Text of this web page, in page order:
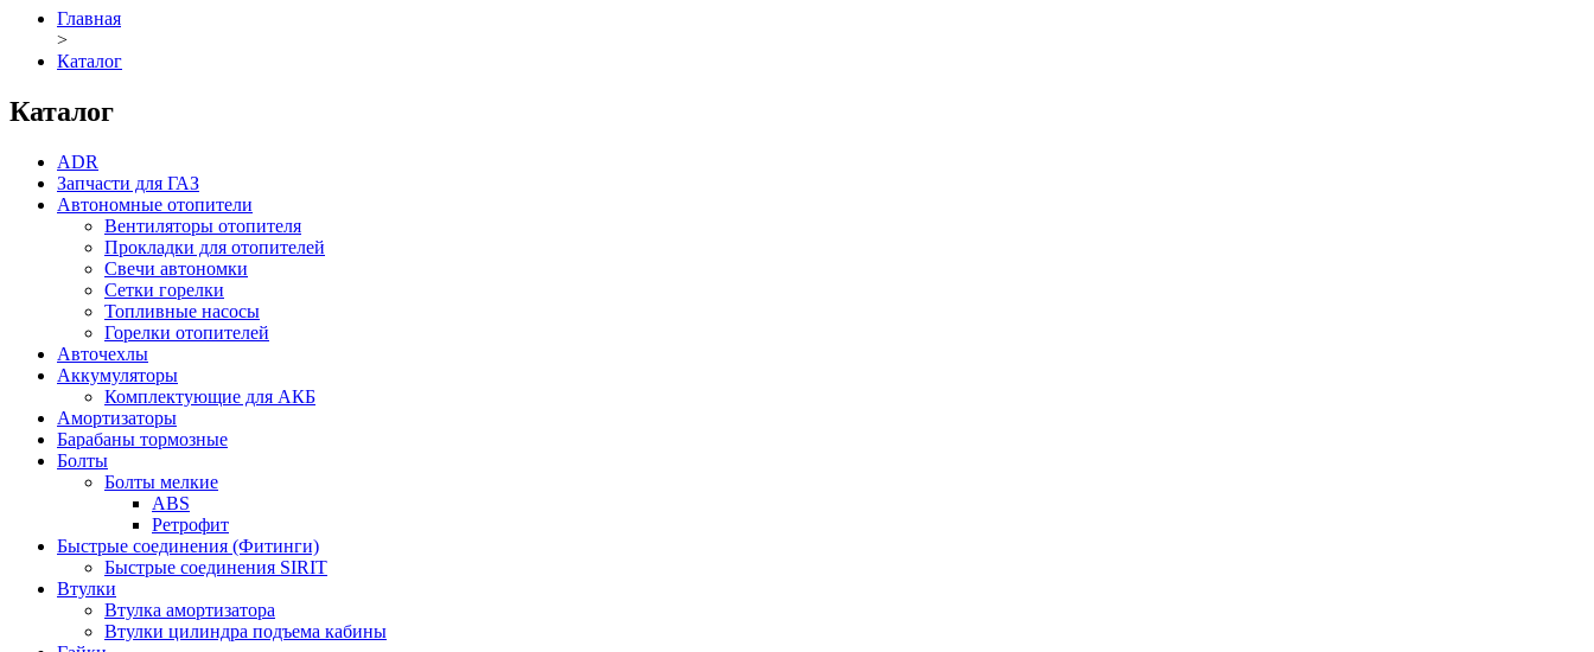
Главная
>
Каталог
Каталог
ADR
Запчасти для ГАЗ
Автономные отопители
Вентиляторы отопителя
Прокладки для отопителей
Свечи автономки
Сетки горелки
Топливные насосы
Горелки отопителей
Авточехлы
Аккумуляторы
Комплектующие для АКБ
Амортизаторы
Барабаны тормозные
Болты
Болты мелкие
ABS
Ретрофит
Быстрые соединения (Фитинги)
Быстрые соединения SIRIT
Втулки
Втулка амортизатора
Втулки цилиндра подъема кабины